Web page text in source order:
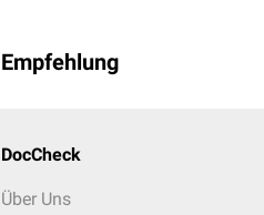
Empfehlung
DocCheck
Über Uns